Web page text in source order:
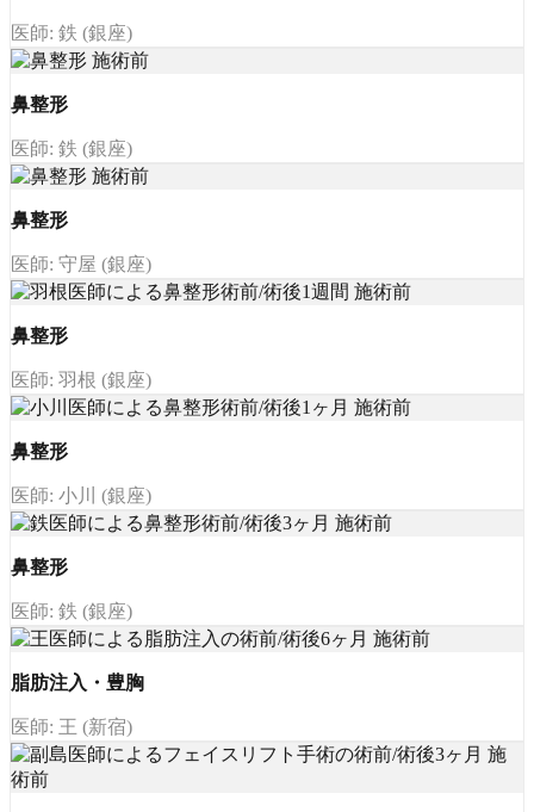
医師: 鉄 (銀座)
鼻整形
医師: 鉄 (銀座)
鼻整形
医師: 守屋 (銀座)
鼻整形
医師: 羽根 (銀座)
鼻整形
医師: 小川 (銀座)
鼻整形
医師: 鉄 (銀座)
脂肪注入・豊胸
医師: 王 (新宿)